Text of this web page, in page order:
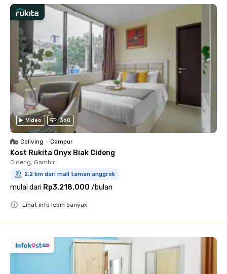
Video 360
Coliving • Campur
Kost Rukita Onyx Biak Cideng
Cideng, Gambir
2.2 km dari mall taman anggrek
mulai dari Rp3.218.000 /bulan
Lihat info lebih banyak